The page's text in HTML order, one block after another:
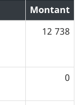
Montant
12 738
0